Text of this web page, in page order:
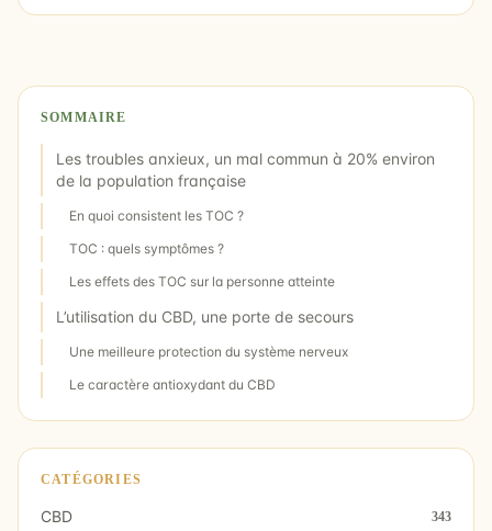
SOMMAIRE
Les troubles anxieux, un mal commun à 20% environ
de la population française
En quoi consistent les TOC ?
TOC : quels symptômes ?
Les effets des TOC sur la personne atteinte
L’utilisation du CBD, une porte de secours
Une meilleure protection du système nerveux
Le caractère antioxydant du CBD
CATÉGORIES
CBD 343